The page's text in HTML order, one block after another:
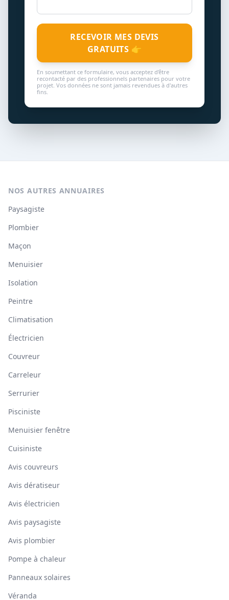
RECEVOIR MES DEVIS
GRATUITS 👉
En soumettant ce formulaire, vous acceptez d'être
recontacté par des professionnels partenaires pour votre
projet. Vos données ne sont jamais revendues à d'autres
fins.
NOS AUTRES ANNUAIRES
Paysagiste
Plombier
Maçon
Menuisier
Isolation
Peintre
Climatisation
Électricien
Couvreur
Carreleur
Serrurier
Pisciniste
Menuisier fenêtre
Cuisiniste
Avis couvreurs
Avis dératiseur
Avis électricien
Avis paysagiste
Avis plombier
Pompe à chaleur
Panneaux solaires
Véranda